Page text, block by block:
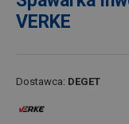
VERKE
Dostawca: DEGET